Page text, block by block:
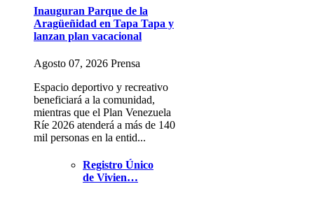
Inauguran Parque de la
Aragüeñidad en Tapa Tapa y
lanzan plan vacacional
Agosto 07, 2026 Prensa
Espacio deportivo y recreativo
beneficiará a la comunidad,
mientras que el Plan Venezuela
Ríe 2026 atenderá a más de 140
mil personas en la entid...
Registro Único
de Vivien…